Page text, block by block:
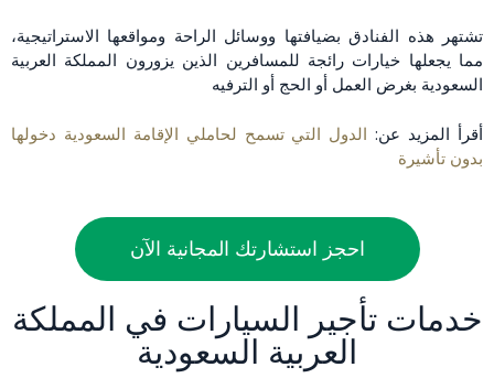
تشتهر هذه الفنادق بضيافتها ووسائل الراحة ومواقعها الاستراتيجية،
مما يجعلها خيارات رائجة للمسافرين الذين يزورون المملكة العربية
السعودية بغرض العمل أو الحج أو الترفيه
أقرأ المزيد عن: الدول التي تسمح لحاملي الإقامة السعودية دخولها
بدون تأشيرة
احجز استشارتك المجانية الآن
خدمات تأجير السيارات في المملكة
العربية السعودية